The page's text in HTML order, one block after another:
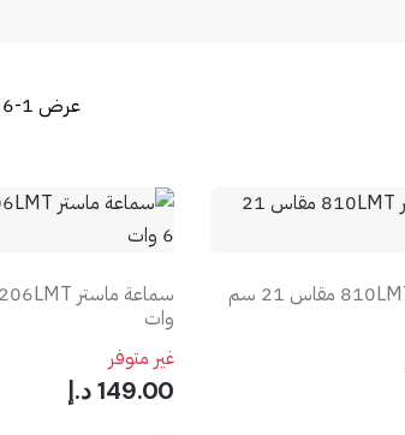
عرض 1-6 من 6 نتيجة
سماعة ماستر 810LMT مقاس 21 سم
وات
غير متوفر
149.00 د.إ